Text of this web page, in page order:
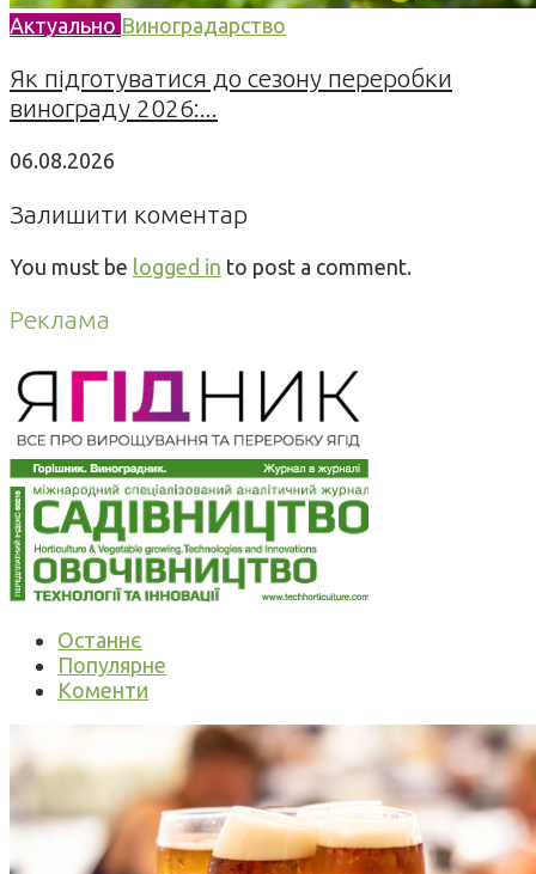
Актуально Виноградарство
Як підготуватися до сезону переробки
винограду 2026:...
06.08.2026
Залишити коментар
You must be logged in to post a comment.
Реклама
Останнє
Популярне
Коменти